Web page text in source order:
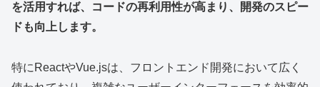
を活用すれば、コードの再利用性が高まり、開発のスピー
ドも向上します。
特にReactやVue.jsは、フロントエンド開発において広く